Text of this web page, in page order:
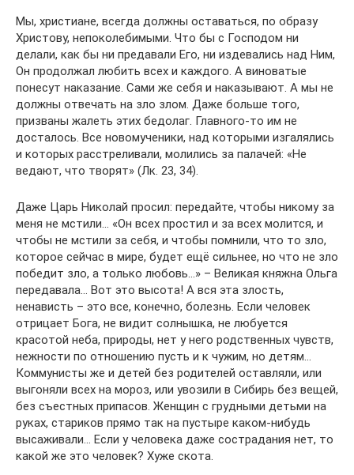
Мы, христиане, всегда должны оставаться, по образу
Христову, непоколебимыми. Что бы с Господом ни
делали, как бы ни предавали Его, ни издевались над Ним,
Он продолжал любить всех и каждого. А виноватые
понесут наказание. Сами же себя и наказывают. А мы не
должны отвечать на зло злом. Даже больше того,
призваны жалеть этих бедолаг. Главного-то им не
досталось. Все новомученики, над которыми изгалялись
и которых расстреливали, молились за палачей: «Не
ведают, что творят» (Лк. 23, 34).
Даже Царь Николай просил: передайте, чтобы никому за
меня не мстили… «Он всех простил и за всех молится, и
чтобы не мстили за себя, и чтобы помнили, что то зло,
которое сейчас в мире, будет ещё сильнее, но что не зло
победит зло, а только любовь…» – Великая княжна Ольга
передавала… Вот это высота! А вся эта злость,
ненависть – это все, конечно, болезнь. Если человек
отрицает Бога, не видит солнышка, не любуется
красотой неба, природы, нет у него родственных чувств,
нежности по отношению пусть и к чужим, но детям…
Коммунисты же и детей без родителей оставляли, или
выгоняли всех на мороз, или увозили в Сибирь без вещей,
без съестных припасов. Женщин с грудными детьми на
руках, стариков прямо так на пустыре каком-нибудь
высаживали… Если у человека даже сострадания нет, то
какой же это человек? Хуже скота.